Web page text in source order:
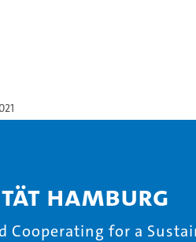
Hamburg
Cooperating for a